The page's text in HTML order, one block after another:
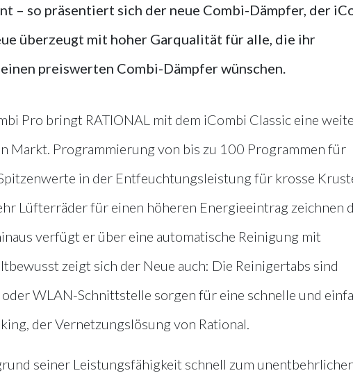
– so präsentiert sich der neue Combi-Dämpfer, der
überzeugt mit hoher Garqualität für alle, die ihr
preiswerten Combi-Dämpfer wünschen.
Pro bringt RATIONAL mit dem iCombi Classic eine
Markt. Programmierung von bis zu 100 Programmen für
in der Entfeuchtungsleistung für krosse
Lüfterräder für einen höheren Energieeintrag zeichnen
verfügt er über eine automatische Reinigung mit
zeigt sich der Neue auch: Die Reinigertabs sind
WLAN-Schnittstelle sorgen für eine schnelle und
der Vernetzungslösung von Rational.
seiner Leistungsfähigkeit schnell zum